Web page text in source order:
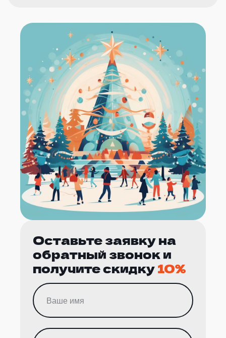
Оставьте заявку на
обратный звонок и
получите скидку10%